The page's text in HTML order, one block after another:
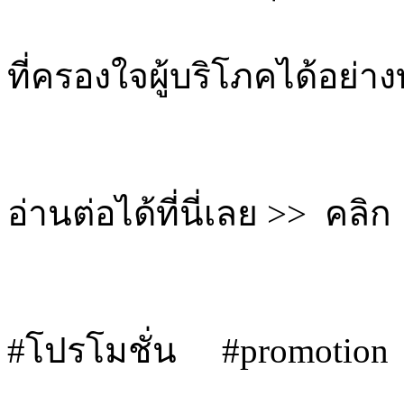
ที่ครองใจผู้บริโภคได้อย่า
อ่านต่อได้ที่นี่เลย >> คลิก
#โปรโมชั่น #promotion